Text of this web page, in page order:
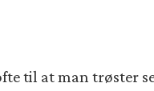
til at man trøster